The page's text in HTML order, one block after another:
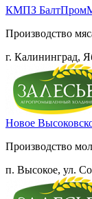
КМПЗ
Производство
г. Калининград,
Новое
Производство
п. Высокое, ул.